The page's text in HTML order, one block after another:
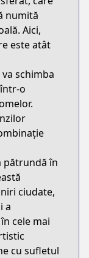
numită
Aici,
este atât
schimba
o
pătrundă în
ciudate,
a
cele mai
cu sufletul